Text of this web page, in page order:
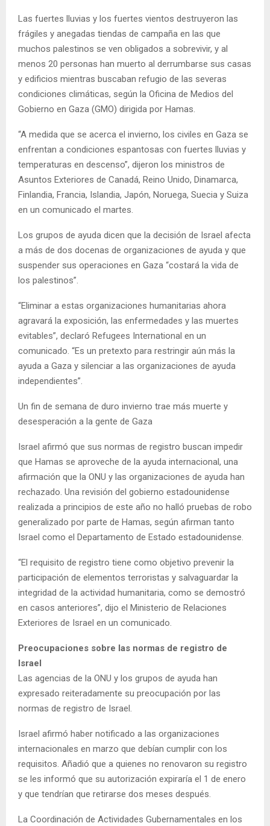
Las fuertes lluvias y los fuertes vientos destruyeron las
frágiles y anegadas tiendas de campaña en las que
muchos palestinos se ven obligados a sobrevivir, y al
menos 20 personas han muerto al derrumbarse sus casas
y edificios mientras buscaban refugio de las severas
condiciones climáticas, según la Oficina de Medios del
Gobierno en Gaza (GMO) dirigida por Hamas.
“A medida que se acerca el invierno, los civiles en Gaza se
enfrentan a condiciones espantosas con fuertes lluvias y
temperaturas en descenso”, dijeron los ministros de
Asuntos Exteriores de Canadá, Reino Unido, Dinamarca,
Finlandia, Francia, Islandia, Japón, Noruega, Suecia y Suiza
en un comunicado el martes.
Los grupos de ayuda dicen que la decisión de Israel afecta
a más de dos docenas de organizaciones de ayuda y que
suspender sus operaciones en Gaza “costará la vida de
los palestinos”.
“Eliminar a estas organizaciones humanitarias ahora
agravará la exposición, las enfermedades y las muertes
evitables”, declaró Refugees International en un
comunicado. “Es un pretexto para restringir aún más la
ayuda a Gaza y silenciar a las organizaciones de ayuda
independientes”.
Un fin de semana de duro invierno trae más muerte y
desesperación a la gente de Gaza
Israel afirmó que sus normas de registro buscan impedir
que Hamas se aproveche de la ayuda internacional, una
afirmación que la ONU y las organizaciones de ayuda han
rechazado. Una revisión del gobierno estadounidense
realizada a principios de este año no halló pruebas de robo
generalizado por parte de Hamas, según afirman tanto
Israel como el Departamento de Estado estadounidense.
“El requisito de registro tiene como objetivo prevenir la
participación de elementos terroristas y salvaguardar la
integridad de la actividad humanitaria, como se demostró
en casos anteriores”, dijo el Ministerio de Relaciones
Exteriores de Israel en un comunicado.
Preocupaciones sobre las normas de registro de
Israel
Las agencias de la ONU y los grupos de ayuda han
expresado reiteradamente su preocupación por las
normas de registro de Israel.
Israel afirmó haber notificado a las organizaciones
internacionales en marzo que debían cumplir con los
requisitos. Añadió que a quienes no renovaron su registro
se les informó que su autorización expiraría el 1 de enero
y que tendrían que retirarse dos meses después.
La Coordinación de Actividades Gubernamentales en los